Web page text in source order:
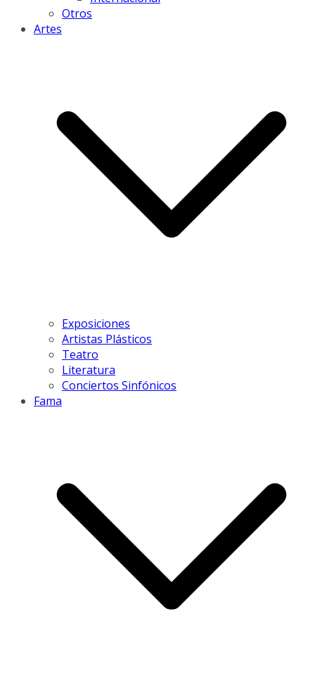
Otros
Artes
Exposiciones
Artistas Plásticos
Teatro
Literatura
Conciertos Sinfónicos
Fama